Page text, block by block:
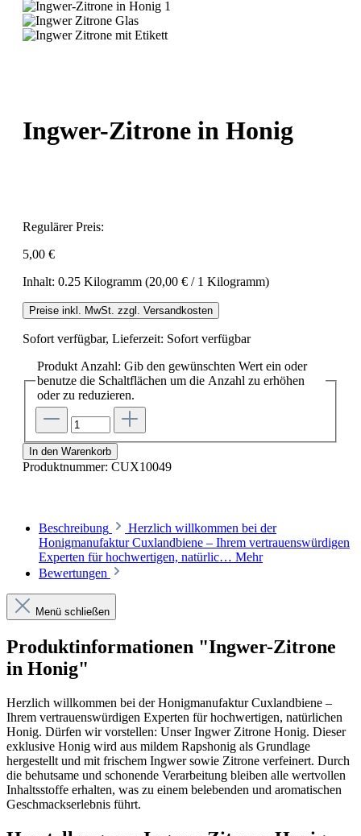
Ingwer-Zitrone in Honig
Regulärer Preis:
5,00 €
Inhalt: 0.25 Kilogramm (20,00 € / 1 Kilogramm)
Preise inkl. MwSt. zzgl. Versandkosten
Sofort verfügbar, Lieferzeit: Sofort verfügbar
Produkt Anzahl: Gib den gewünschten Wert ein oder
benutze die Schaltflächen um die Anzahl zu erhöhen
oder zu reduzieren.
In den Warenkorb
Produktnummer: CUX10049
Beschreibung
Herzlich willkommen bei der
Honigmanufaktur Cuxlandbiene – Ihrem vertrauenswürdigen
Experten für hochwertigen, natürlic… Mehr
Bewertungen
Menü schließen
Produktinformationen "Ingwer-Zitrone
in Honig"
Herzlich willkommen bei der Honigmanufaktur Cuxlandbiene –
Ihrem vertrauenswürdigen Experten für hochwertigen, natürlichen
Honig. Dürfen wir vorstellen: Unser Ingwer Zitrone Honig. Dieser
exklusive Honig wird aus mildem Rapshonig als Grundlage
hergestellt und mit frischem Ingwer sowie Zitrone verfeinert. Durch
die behutsame und schonende Verarbeitung bleiben alle wertvollen
Inhaltsstoffe erhalten, was zu einem belebenden und aromatischen
Geschmackserlebnis führt.